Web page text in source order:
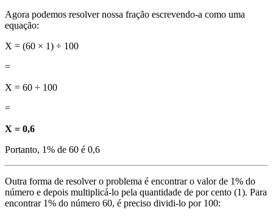
Agora podemos resolver nossa fração escrevendo-a como uma
equação:
X = (60 × 1) ÷ 100
=
X = 60 ÷ 100
=
X = 0,6
Portanto, 1% de 60 é 0,6
Outra forma de resolver o problema é encontrar o valor de 1% do
número e depois multiplicá-lo pela quantidade de por cento (1). Para
encontrar 1% do número 60, é preciso dividi-lo por 100: